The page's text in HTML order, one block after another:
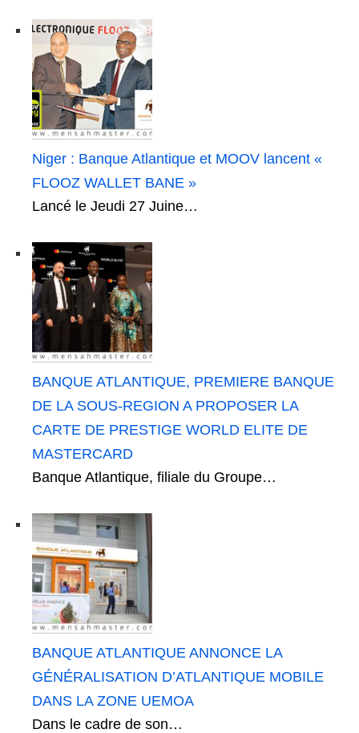
Niger : Banque Atlantique et MOOV lancent «
FLOOZ WALLET BANE »
Lancé le Jeudi 27 Juine…
BANQUE ATLANTIQUE, PREMIERE BANQUE
DE LA SOUS-REGION A PROPOSER LA
CARTE DE PRESTIGE WORLD ELITE DE
MASTERCARD
Banque Atlantique, filiale du Groupe…
BANQUE ATLANTIQUE ANNONCE LA
GÉNÉRALISATION D’ATLANTIQUE MOBILE
DANS LA ZONE UEMOA
Dans le cadre de son…